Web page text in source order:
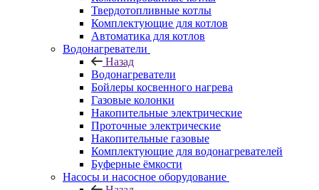
Твердотопливные котлы
Комплектующие для котлов
Автоматика для котлов
Водонагреватели
Назад
Водонагреватели
Бойлеры косвенного нагрева
Газовые колонки
Накопительные электрические
Проточные электрические
Накопительные газовые
Комплектующие для водонагревателей
Буферные ёмкости
Насосы и насосное оборудование